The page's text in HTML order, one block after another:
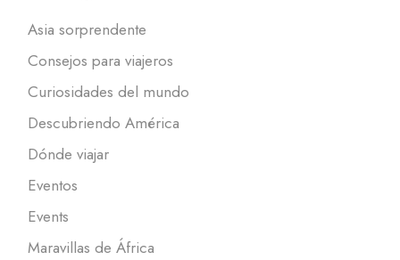
Asia sorprendente
Consejos para viajeros
Curiosidades del mundo
Descubriendo América
Dónde viajar
Eventos
Events
Maravillas de África